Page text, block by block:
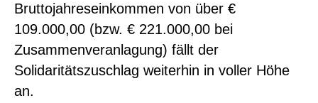
Bruttojahreseinkommen von über €
109.000,00 (bzw. € 221.000,00 bei
Zusammenveranlagung) fällt der
Solidaritätszuschlag weiterhin in voller Höhe
an.